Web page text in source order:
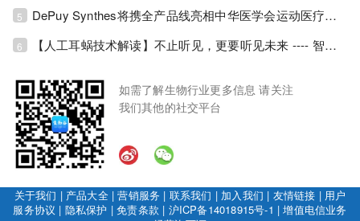
5 DePuy Synthes将携全产品线亮相中华医学会运动医疗分会大会，加码布局中国运动医学创新赛道！
6 【人工耳蜗技术解读】不止听见，更要听见未来 ---- 智能耳蜗，开启人工耳蜗技术新纪元！
如需了解生物行业更多信息 请关注
我们其他的社交平台
关于我们 | 产品大全|营销服务 | 联系我们 | 加入我们 | 友情链接 | 用户
服务协议 | 隐私保护 |免责条款 | 沪ICP备14018915号-1 |增值电信业务